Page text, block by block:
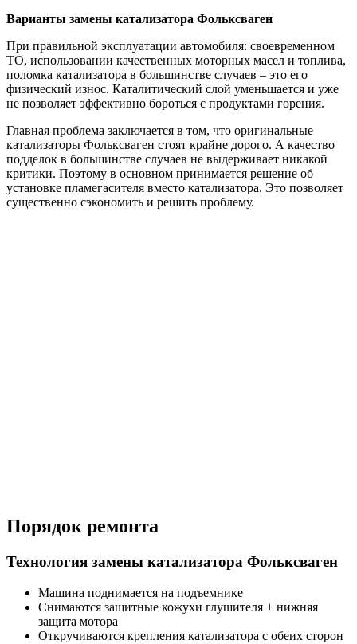
Варианты замены катализатора Фольксваген
При правильной эксплуатации автомобиля: своевременном
ТО, использовании качественных моторных масел и топлива,
поломка катализатора в большинстве случаев – это его
физический износ. Каталитический слой уменьшается и уже
не позволяет эффективно бороться с продуктами горения.
Главная проблема заключается в том, что оригинальные
катализаторы Фольксваген стоят крайне дорого. А качество
подделок в большинстве случаев не выдерживает никакой
критики. Поэтому в основном принимается решение об
установке пламегасителя вместо катализатора. Это позволяет
существенно сэкономить и решить проблему.
Порядок ремонта
Технология замены катализатора Фольксваген
Машина поднимается на подъемнике
Снимаются защитные кожухи глушителя + нижняя
защита мотора
Откручиваются крепления катализатора с обеих сторон